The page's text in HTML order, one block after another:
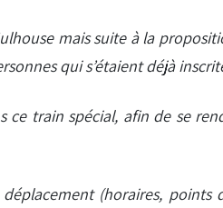
mais suite à la
qui s’étaient déjà
train spécial, afin de se
(horaires, points